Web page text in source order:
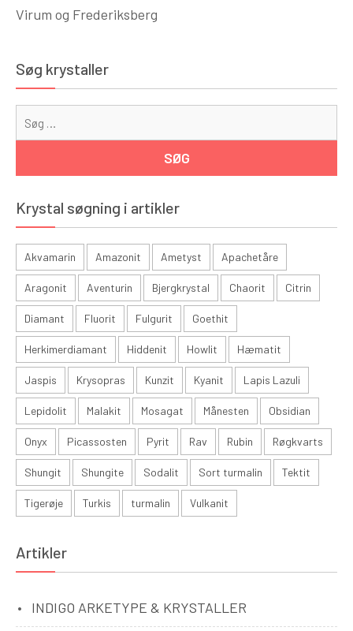
Virum og Frederiksberg
Søg krystaller
Krystal søgning i artikler
Akvamarin Amazonit Ametyst Apachetåre
Aragonit Aventurin Bjergkrystal Chaorit Citrin
Diamant Fluorit Fulgurit Goethit
Herkimerdiamant Hiddenit Howlit Hæmatit
Jaspis Krysopras Kunzit Kyanit Lapis Lazuli
Lepidolit Malakit Mosagat Månesten Obsidian
Onyx Picassosten Pyrit Rav Rubin Røgkvarts
Shungit Shungite Sodalit Sort turmalin Tektit
Tigerøje Turkis turmalin Vulkanit
Artikler
INDIGO ARKETYPE & KRYSTALLER